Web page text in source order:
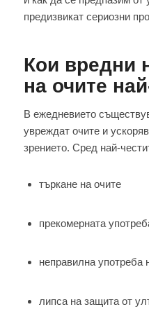
предизвикат сериозни
Кои вредни
на очите
В ежедневието
увреждат очите и
зрението. Сред най-
търкане на очите
прекомерната
неправилна употреба
липса на защита от